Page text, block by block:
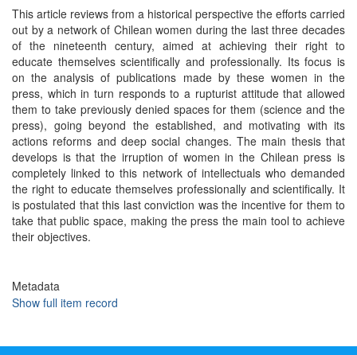
This article reviews from a historical perspective the efforts carried
out by a network of Chilean women during the last three decades
of the nineteenth century, aimed at achieving their right to
educate themselves scientifically and professionally. Its focus is
on the analysis of publications made by these women in the
press, which in turn responds to a rupturist attitude that allowed
them to take previously denied spaces for them (science and the
press), going beyond the established, and motivating with its
actions reforms and deep social changes. The main thesis that
develops is that the irruption of women in the Chilean press is
completely linked to this network of intellectuals who demanded
the right to educate themselves professionally and scientifically. It
is postulated that this last conviction was the incentive for them to
take that public space, making the press the main tool to achieve
their objectives.
Metadata
Show full item record